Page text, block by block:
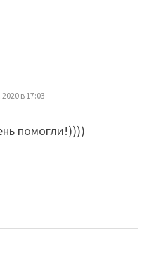
в 17:03
помогли!))))